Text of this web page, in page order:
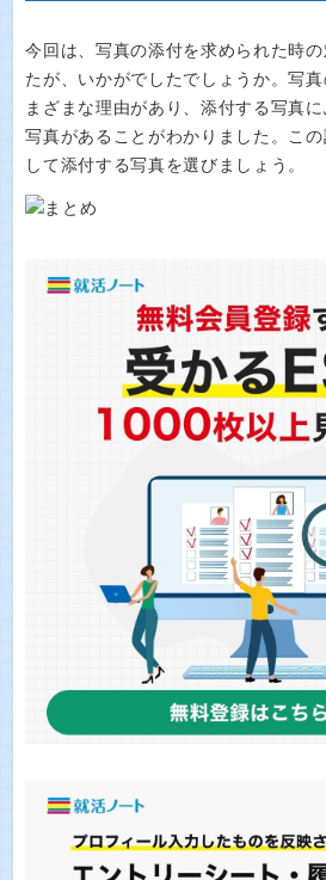
今回は、写真の添付を求められた時
たが、いかがでしたでしょうか。写
まざまな理由があり、添付する写真
写真があることがわかりました。こ
して添付する写真を選びましょう。